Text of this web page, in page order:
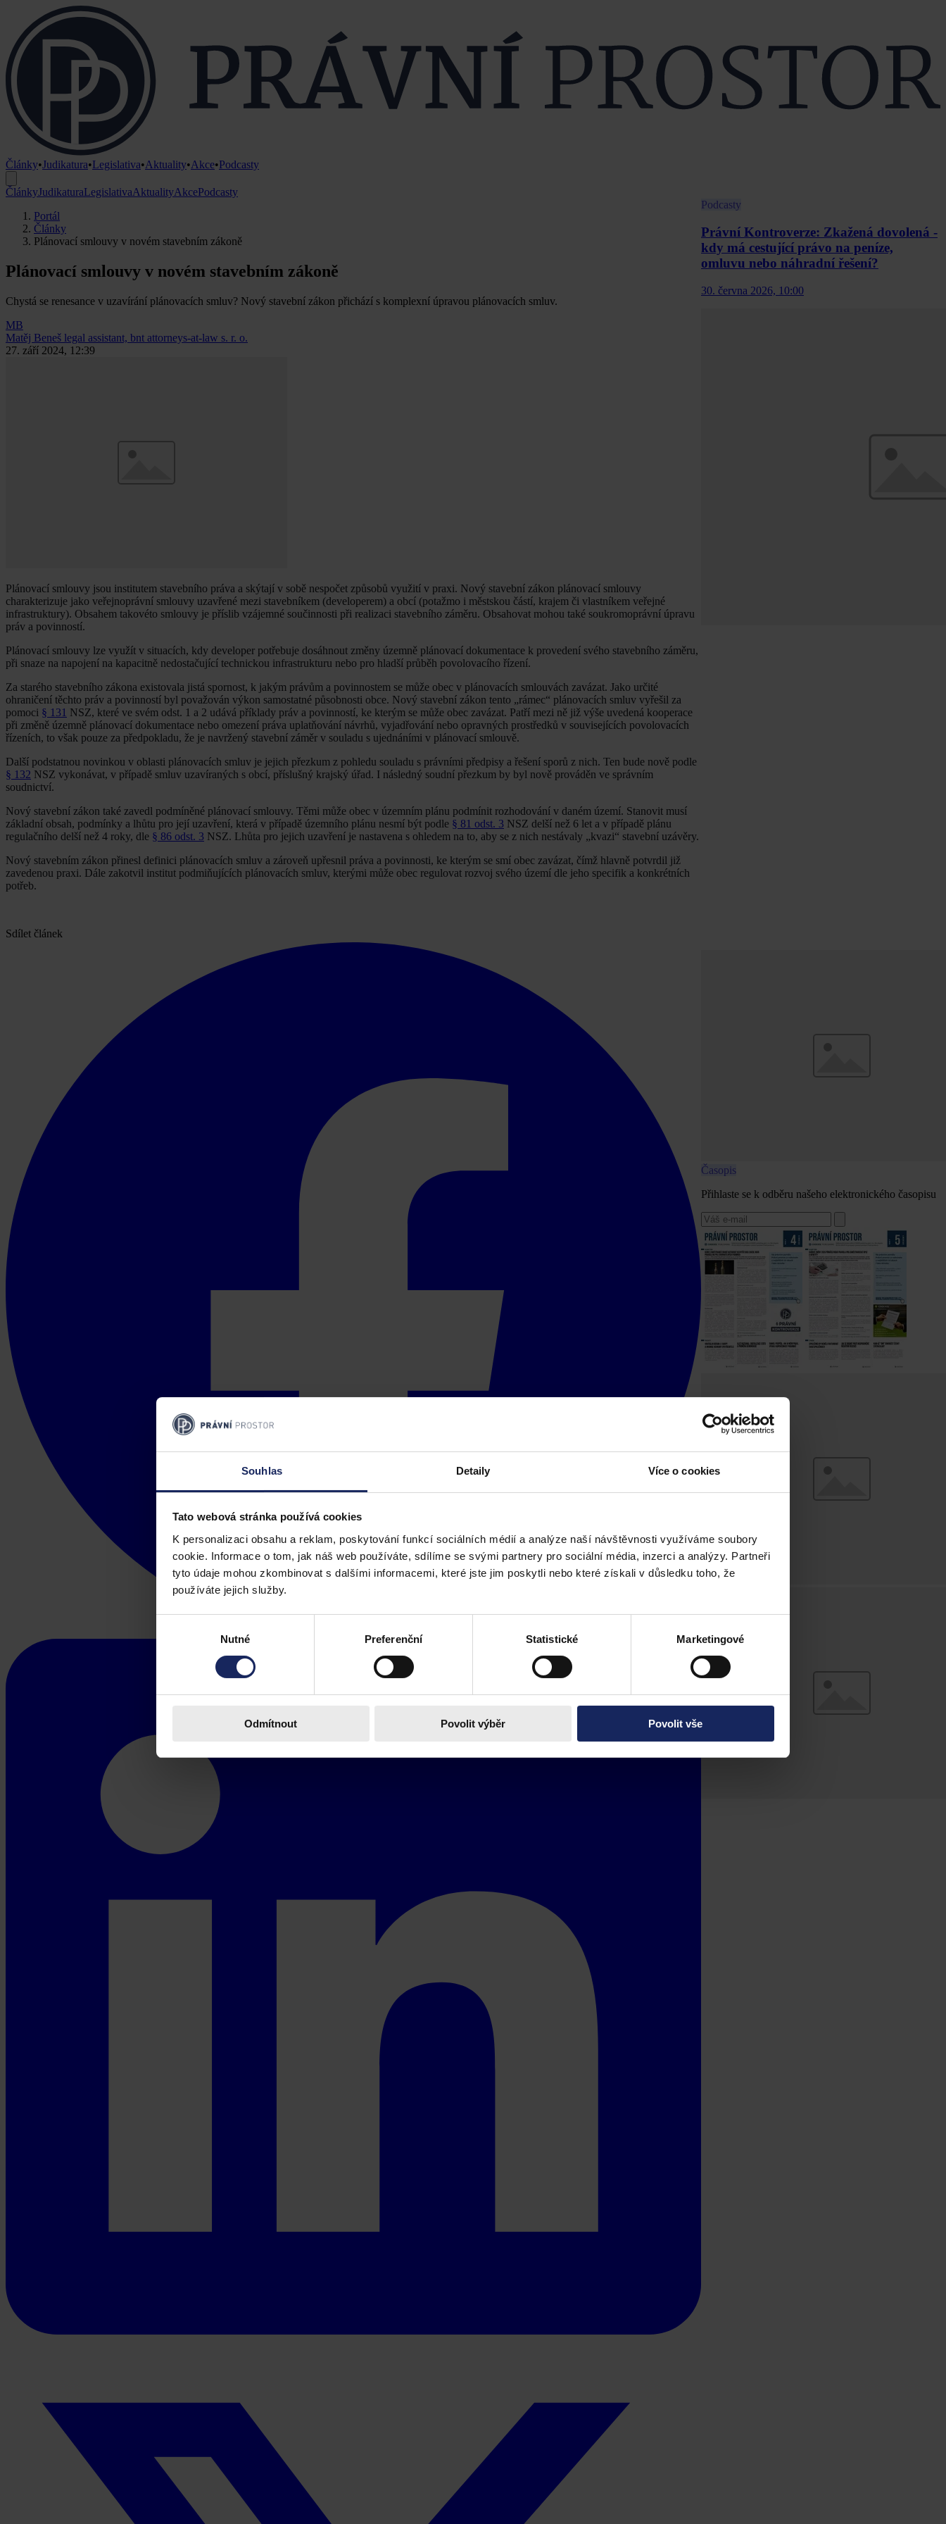
Souhlas Detaily Více o cookies
Tato webová stránka používá cookies
K personalizaci obsahu a reklam, poskytování funkcí sociálních médií a analýze naší návštěvnosti využíváme soubory
cookie. Informace o tom, jak náš web používáte, sdílíme se svými partnery pro sociální média, inzerci a analýzy. Partneři
tyto údaje mohou zkombinovat s dalšími informacemi, které jste jim poskytli nebo které získali v důsledku toho, že
používáte jejich služby.
souhlasu
Nutné Preferenční Statistické Marketingové
Odmítnout Povolit výběr Povolit vše
Články•Judikatura•Legislativa•Aktuality•Akce•Podcasty
ČlánkyJudikaturaLegislativaAktualityAkcePodcasty
Portál
Články
Plánovací smlouvy v novém stavebním zákoně
Plánovací smlouvy v novém stavebním zákoně
Chystá se renesance v uzavírání plánovacích smluv? Nový stavební zákon přichází s komplexní úpravou plánovacích smluv.
MB
Matěj Beneš legal assistant, bnt attorneys-at-law s. r. o.
27. září 2024, 12:39
Plánovací smlouvy jsou institutem stavebního práva a skýtají v sobě nespočet způsobů využití v praxi. Nový stavební zákon plánovací smlouvy
charakterizuje jako veřejnoprávní smlouvy uzavřené mezi stavebníkem (developerem) a obcí (potažmo i městskou částí, krajem či vlastníkem veřejné
infrastruktury). Obsahem takovéto smlouvy je příslib vzájemné součinnosti při realizaci stavebního záměru. Obsahovat mohou také soukromoprávní úpravu
práv a povinností.
Plánovací smlouvy lze využít v situacích, kdy developer potřebuje dosáhnout změny územně plánovací dokumentace k provedení svého stavebního záměru,
při snaze na napojení na kapacitně nedostačující technickou infrastrukturu nebo pro hladší průběh povolovacího řízení.
Za starého stavebního zákona existovala jistá spornost, k jakým právům a povinnostem se může obec v plánovacích smlouvách zavázat. Jako určité
ohraničení těchto práv a povinností byl považován výkon samostatné působnosti obce. Nový stavební zákon tento „rámec“ plánovacích smluv vyřešil za
pomoci § 131 NSZ, které ve svém odst. 1 a 2 udává příklady práv a povinností, ke kterým se může obec zavázat. Patří mezi ně již výše uvedená kooperace
při změně územně plánovací dokumentace nebo omezení práva uplatňování návrhů, vyjadřování nebo opravných prostředků v souvisejících povolovacích
řízeních, to však pouze za předpokladu, že je navržený stavební záměr v souladu s ujednáními v plánovací smlouvě.
Další podstatnou novinkou v oblasti plánovacích smluv je jejich přezkum z pohledu souladu s právními předpisy a řešení sporů z nich. Ten bude nově podle
§ 132 NSZ vykonávat, v případě smluv uzavíraných s obcí, příslušný krajský úřad. I následný soudní přezkum by byl nově prováděn ve správním
soudnictví.
Nový stavební zákon také zavedl podmíněné plánovací smlouvy. Těmi může obec v územním plánu podmínit rozhodování v daném území. Stanovit musí
základní obsah, podmínky a lhůtu pro její uzavření, která v případě územního plánu nesmí být podle § 81 odst. 3 NSZ delší než 6 let a v případě plánu
regulačního delší než 4 roky, dle § 86 odst. 3 NSZ. Lhůta pro jejich uzavření je nastavena s ohledem na to, aby se z nich nestávaly „kvazi“ stavební uzávěry.
Nový stavebním zákon přinesl definici plánovacích smluv a zároveň upřesnil práva a povinnosti, ke kterým se smí obec zavázat, čímž hlavně potvrdil již
zavedenou praxi. Dále zakotvil institut podmiňujících plánovacích smluv, kterými může obec regulovat rozvoj svého území dle jeho specifik a konkrétních
potřeb.
Sdílet článek
Podcasty
Právní Kontroverze: Zkažená dovolená -
kdy má cestující právo na peníze,
omluvu nebo náhradní řešení?
30. června 2026, 10:00
Časopis
Přihlaste se k odběru našeho elektronického časopisu